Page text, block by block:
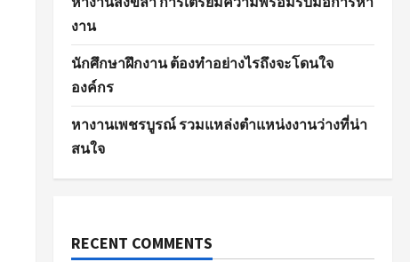
งาน
นักศึกษาฝึกงาน ต้องทำอย่างไรถึงจะโดนใจ
องค์กร
หางานเพชรบูรณ์ รวมแหล่งตำแหน่งงานว่างที่น่า
สนใจ
RECENT COMMENTS